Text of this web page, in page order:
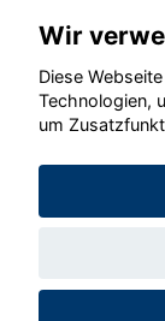
©
Wir
Diese
Technologien,
um